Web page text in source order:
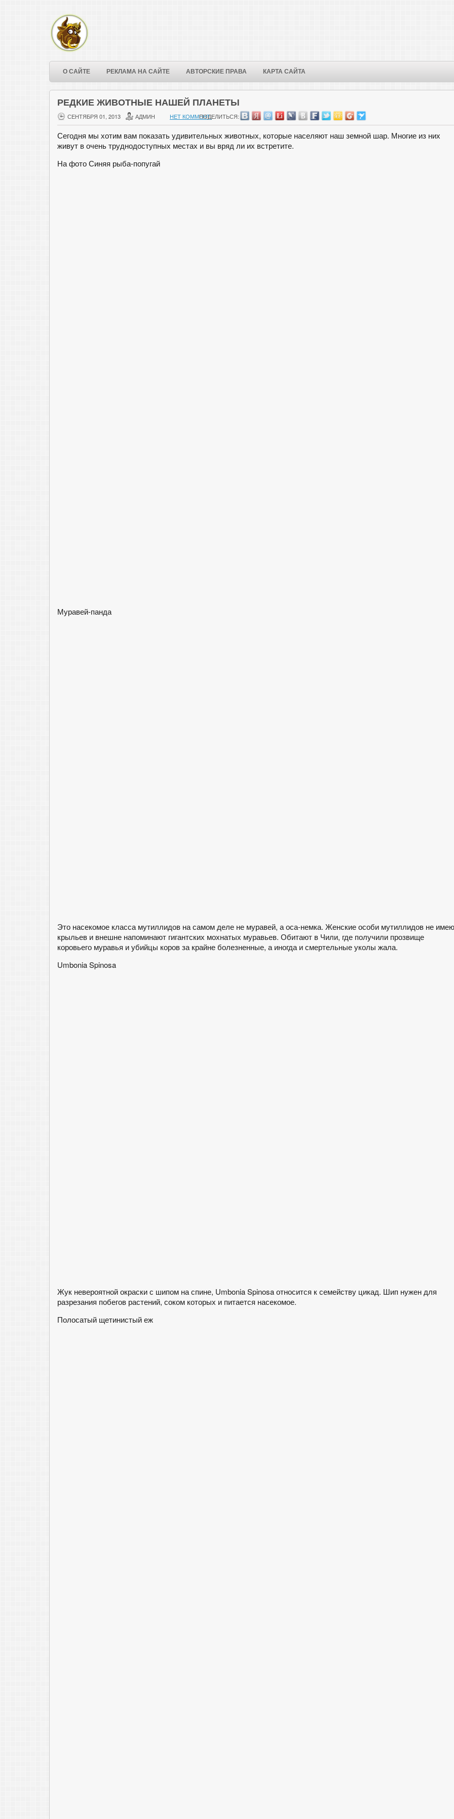
О САЙТЕ РЕКЛАМА НА САЙТЕ АВТОРСКИЕ ПРАВА КАРТА САЙТА
РЕДКИЕ ЖИВОТНЫЕ НАШЕЙ ПЛАНЕТЫ
СЕНТЯБРЯ 01, 2013 АДМИН НЕТ КОММЕНТ.ПОДЕЛИТЬСЯ:
Сегодня мы хотим вам показать удивительных животных, которые населяют наш земной шар. Многие из них
живут в очень труднодоступных местах и вы вряд ли их встретите.
На фото Синяя рыба-попугай
Муравей-панда
Это насекомое класса мутиллидов на самом деле не муравей, а оса-немка. Женские особи мутиллидов не
крыльев и внешне напоминают гигантских мохнатых муравьев. Обитают в Чили, где получили прозвище
коровьего муравья и убийцы коров за крайне болезненные, а иногда и смертельные уколы жала.
Umbonia Spinosa
Жук невероятной окраски с шипом на спине, Umbonia Spinosa относится к семейству цикад. Шип нужен для
разрезания побегов растений, соком которых и питается насекомое.
Полосатый щетинистый еж